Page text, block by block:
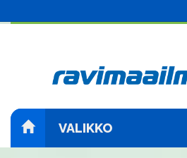
VALIKKO